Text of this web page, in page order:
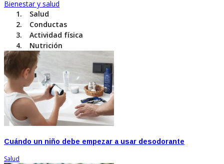
Bienestar y salud
Salud
Conductas
Actividad física
Nutrición
Cuándo un niño debe empezar a usar desodorante
Salud